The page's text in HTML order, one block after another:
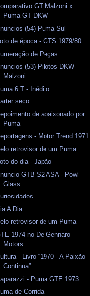
GT Malzoni x
Puma GT DKW
(54) Puma Sul
de época - GTS 1979/80
de Peças
(53) Pilotos DKW-
Malzoni
6.T - Inédito
seco
de apaixonado por
Puma
- Motor Trend 1971
retrovisor de um Puma
do dia - Japão
GTB S2 ASA - Powl
Glass
A Dia
retrovisor de um Puma
1974 no De Gennaro
Motors
- Livro “1970 - A Paixão
Continua”
- Puma GTE 1973
de Corrida